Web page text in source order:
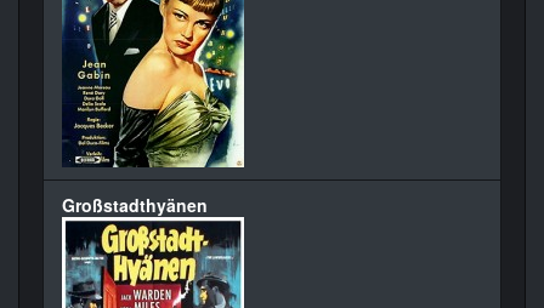
Großstadthyänen